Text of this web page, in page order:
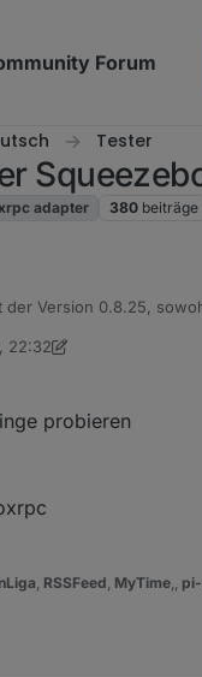
Forum
Tester
adapter 380 beiträge
der Version 0.8.25,
22:32
1. Feb. 2020, 23:34
probieren
, RSSFeed, MyTime,,